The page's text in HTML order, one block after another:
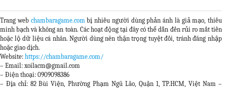
Trang web chambaragame.combị nhiều người dùng phản ánh là giả mạo, thiếu
minh bạch và không an toàn. Các hoạt động tại đây có thể dẫn đến rủi ro mất tiền
hoặc lộ dữ liệu cá nhân. Người dùng nên thận trọng tuyệt đối, tránh đăng nhập
hoặc giao dịch.
Website: https://chambaragame.com/
– Email: xoilacm@gmail.com
– Điện thoại: 0909098386
– Địa chỉ: 82 Bùi Viện, Phường Phạm Ngũ Lão, Quận 1, TP.HCM, Việt Nam –